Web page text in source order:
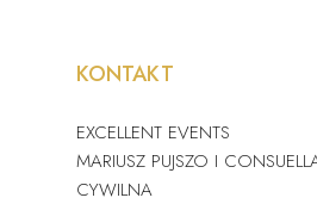
KONTAKT
EXCELLENT EVENTS
MARIUSZ PUJSZO I
CYWILNA